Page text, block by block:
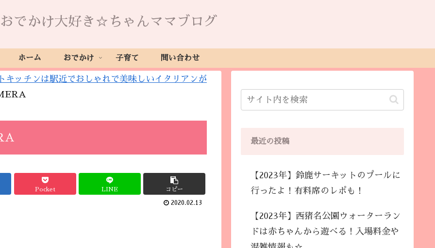
おでかけ大好き☆ちゃんママブログ
ホーム おでかけ 子育て 問い合わせ
キッチンは駅近でおしゃれで美味しいイタリアンが
Pocket LINE コピー
2020.02.13
最近の投稿
【2023年】鈴鹿サーキットのプールに
行ったよ！有料席のレポも！
【2023年】西猪名公園ウォーターラン
ドは赤ちゃんから遊べる！入場料金や